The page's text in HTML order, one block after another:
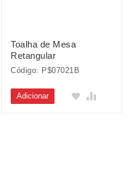
Toalha de Mesa
Retangular
Código: P$07021B
Adicionar